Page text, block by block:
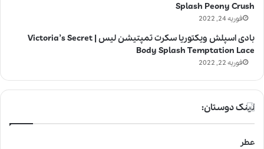
Splash Peony Crush
فوریه 24, 2022
بادی اسپلش ویکتوریا سکرت تمپتیشن لیس | Victoria’s Secret
Body Splash Temptation Lace
فوریه 22, 2022
لینک دوستان:
عطر